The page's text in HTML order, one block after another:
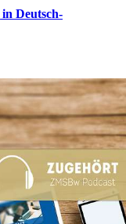
in Deutsch-